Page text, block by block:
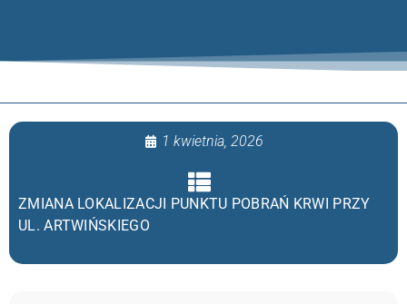
1 kwietnia, 2026
ZMIANA LOKALIZACJI PUNKTU POBRAŃ KRWI PRZY
UL. ARTWIŃSKIEGO